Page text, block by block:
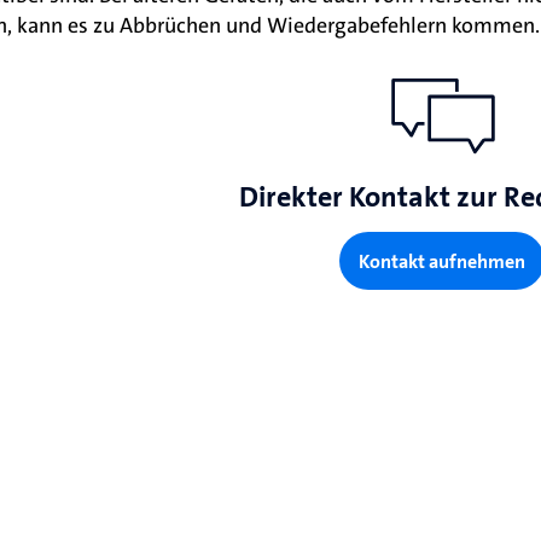
kann es zu Abbrüchen und Wiedergabefehlern kommen.
Direkter Kontakt zur
Kontakt aufnehmen